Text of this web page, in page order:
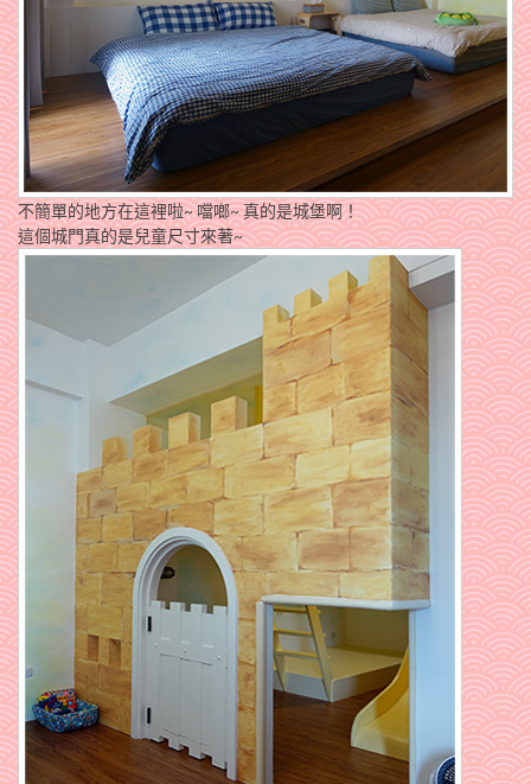
不簡單的地方在這裡啦~ 噹啷~ 真的是城堡啊！
這個城門真的是兒童尺寸來著~